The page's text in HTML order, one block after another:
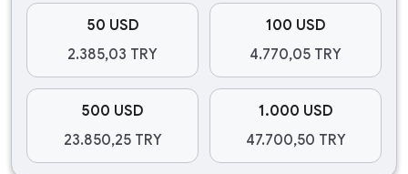
50 USD
2.385,03 TRY
100 USD
4.770,05 TRY
500 USD
23.850,25 TRY
1.000 USD
47.700,50 TRY